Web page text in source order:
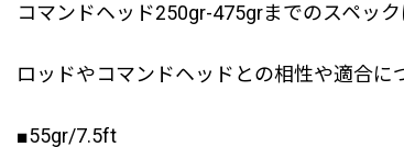
コマンドヘッド250gr-475grまでのスペック
ロッドやコマンドヘッドとの相性や適合に
■55gr/7.5ft